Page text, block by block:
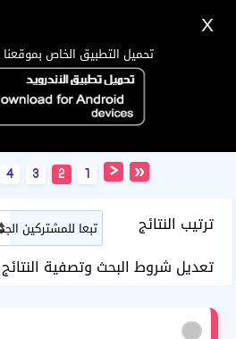
«
<
1
2
3
4
ترتيب النتائج
تعديل شروط البحث وتصفية النتائج
X
تحميل التطبيق الخاص بموقعنا